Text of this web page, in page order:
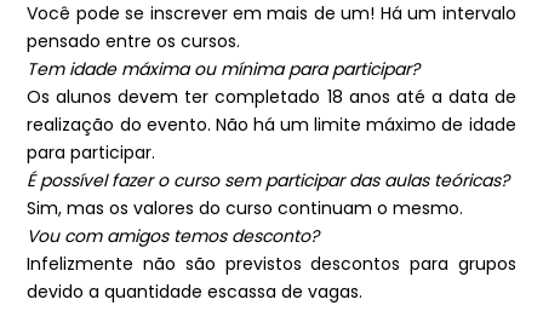
Você pode se inscrever em mais de um! Há um intervalo
pensado entre os cursos.
Tem idade máxima ou mínima para participar?
Os alunos devem ter completado 18 anos até a data de
realização do evento. Não há um limite máximo de idade
para participar.
É possível fazer o curso sem participar das aulas teóricas?
Sim, mas os valores do curso continuam o mesmo.
Vou com amigos temos desconto?
Infelizmente não são previstos descontos para grupos
devido a quantidade escassa de vagas.